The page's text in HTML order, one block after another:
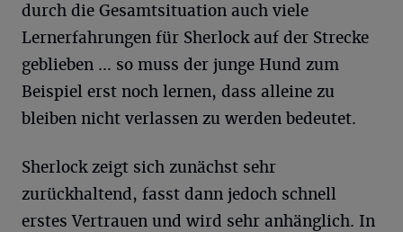
durch die Gesamtsituation auch viele
Lernerfahrungen für Sherlock auf der Strecke
geblieben … so muss der junge Hund zum
Beispiel erst noch lernen, dass alleine zu
bleiben nicht verlassen zu werden bedeutet.
Sherlock zeigt sich zunächst sehr
zurückhaltend, fasst dann jedoch schnell
erstes Vertrauen und wird sehr anhänglich. In